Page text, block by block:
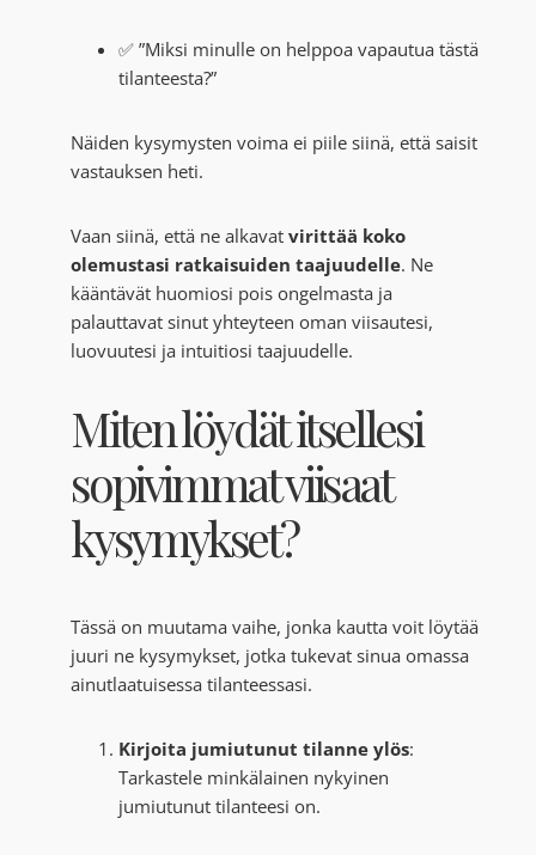
✅ ”Miksi minulle on helppoa vapautua tästä
tilanteesta?”
Näiden kysymysten voima ei piile siinä, että saisit
vastauksen heti.
Vaan siinä, että ne alkavatvirittää koko
olemustasi ratkaisuiden taajuudelle. Ne
kääntävät huomiosi pois ongelmasta ja
palauttavat sinut yhteyteen oman viisautesi,
luovuutesi ja intuitiosi taajuudelle.
Miten löydät itsellesi
sopivimmat viisaat
kysymykset?
Tässä on muutama vaihe, jonka kautta voit löytää
juuri ne kysymykset, jotka tukevat sinua omassa
ainutlaatuisessa tilanteessasi.
Kirjoita jumiutunut tilanne ylös:
Tarkastele minkälainen nykyinen
jumiutunut tilanteesi on.